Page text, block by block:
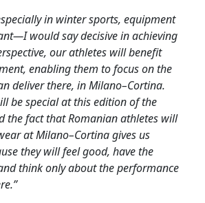
in winter sports, equipment
would say decisive in achieving
our athletes will benefit
enabling them to focus on the
deliver there, in Milano–Cortina.
be special at this edition of the
the fact that Romanian athletes will
at Milano–Cortina gives us
they will feel good, have the
think only about the performance